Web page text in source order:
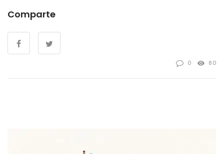
Comparte
0 80